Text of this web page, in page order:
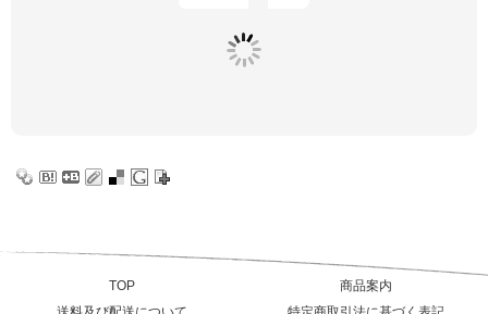
TOP
商品案内